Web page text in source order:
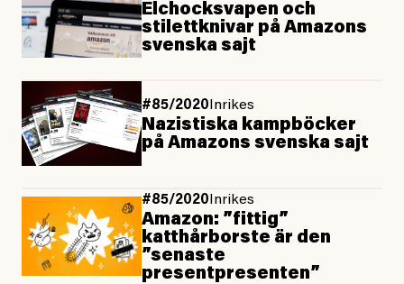
Elchocksvapen och
stilettknivar på Amazons
svenska sajt
#85/2020 Inrikes
Nazistiska kampböcker
på Amazons svenska sajt
#85/2020 Inrikes
Amazon: ”fittig”
katthårborste är den
”senaste
presentpresenten”